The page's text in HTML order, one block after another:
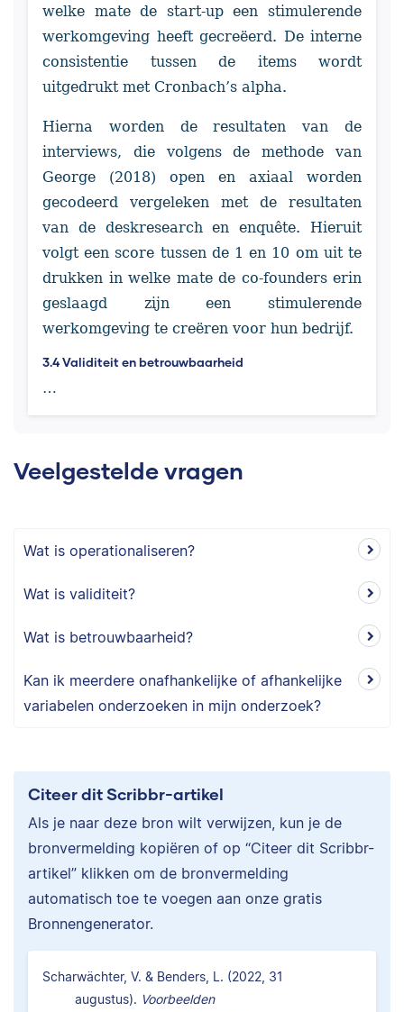
welke mate de start-up een stimulerende
werkomgeving heeft gecreëerd. De interne
consistentie tussen de items wordt
uitgedrukt met Cronbach’s alpha.
Hierna worden de resultaten van de
interviews, die volgens de methode van
George (2018) open en axiaal worden
gecodeerd vergeleken met de resultaten
van de deskresearch en enquête. Hieruit
volgt een score tussen de 1 en 10 om uit te
drukken in welke mate de co-founders erin
geslaagd zijn een stimulerende
werkomgeving te creëren voor hun bedrijf.
3.4 Validiteit en betrouwbaarheid
…
Veelgestelde vragen
Wat is operationaliseren?
Wat is validiteit?
Wat is betrouwbaarheid?
Kan ik meerdere onafhankelijke of afhankelijke
variabelen onderzoeken in mijn onderzoek?
Citeer dit Scribbr-artikel
Als je naar deze bron wilt verwijzen, kun je de
bronvermelding kopiëren of op “Citeer dit Scribbr-
artikel” klikken om de bronvermelding
automatisch toe te voegen aan onze gratis
Bronnengenerator.
Scharwächter, V. & Benders, L. (2022, 31
augustus). Voorbeelden